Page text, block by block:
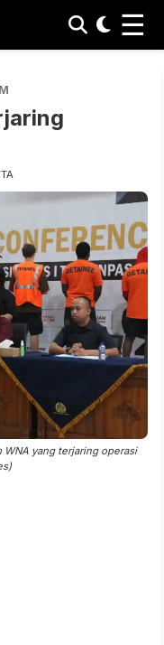
☰
WNA yang terjaring operasi